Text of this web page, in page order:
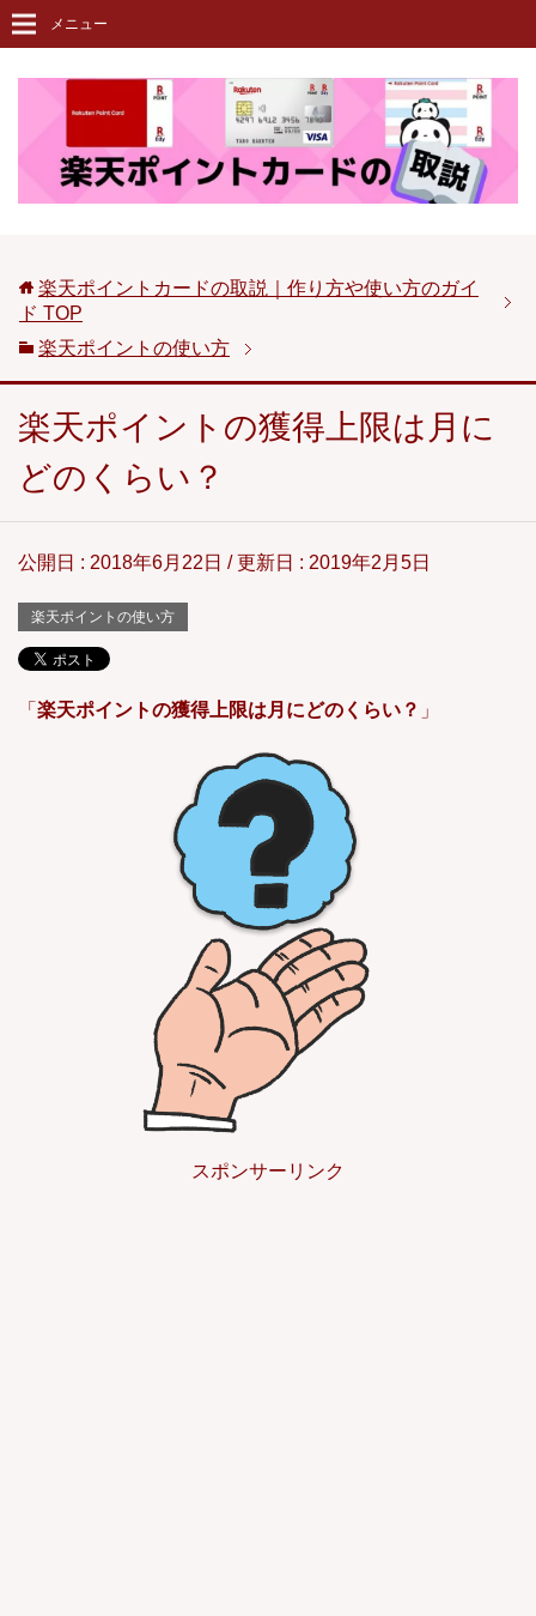
メニュー
楽天ポイントカードの取説｜作り方や使い方のガイ
ド TOP
楽天ポイントの使い方
楽天ポイントの獲得上限は月に
どのくらい？
公開日 : 2018年6月22日 / 更新日 : 2019年2月5日
楽天ポイントの使い方
「 楽天ポイントの獲得上限は月にどのくらい？ 」
スポンサーリンク